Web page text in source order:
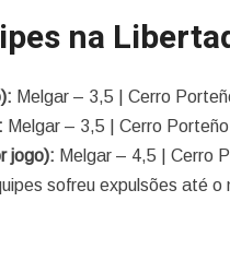
na
Melgar – 3,5 | Cerro
Melgar – 3,5 | Cerro
jogo): Melgar – 4,5 | Cerro
sofreu expulsões até o